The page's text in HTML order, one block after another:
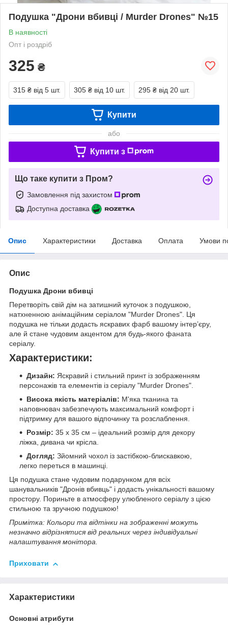
Подушка "Дрони вбивці / Murder Drones" №15
В наявності
Опт і роздріб
325 ₴
315 ₴ від 5 шт. 305 ₴ від 10 шт. 295 ₴ від 20 шт.
Купити
або
Купити з
Що таке купити з Пром?
Замовлення під захистом
Доступна доставка
Опис Характеристики Доставка Оплата Умови
Опис
Подушка Дрони вбивці
Перетворіть свій дім на затишний куточок з подушкою,
натхненною анімаційним серіалом "Murder Drones". Ця
подушка не тільки додасть яскравих фарб вашому інтер’єру,
але й стане чудовим акцентом для будь-якого фаната
серіалу.
Характеристики:
Дизайн: Яскравий і стильний принт із зображенням
персонажів та елементів із серіалу "Murder Drones".
Висока якість матеріалів: М'яка тканина та
наповнювач забезпечують максимальний комфорт і
підтримку для вашого відпочинку та розслаблення.
Розмір: 35 x 35 см – ідеальний розмір для декору
ліжка, дивана чи крісла.
Догляд: Зйомний чохол із застібкою-блискавкою,
легко переться в машинці.
Ця подушка стане чудовим подарунком для всіх
шанувальників "Дронів вбивць" і додасть унікальності вашому
простору. Пориньте в атмосферу улюбленого серіалу з цією
стильною та зручною подушкою!
Примітка: Кольори та відтінки на зображенні можуть
незначно відрізнятися від реальних через індивідуальні
налаштування монітора.
Приховати
Характеристики
Основні атрибути